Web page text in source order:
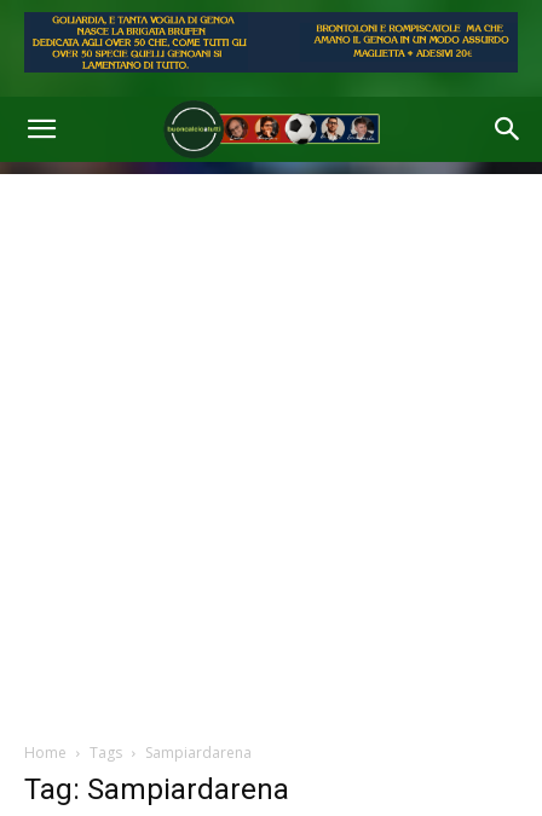
Home Tags Sampiardarena
Tag: Sampiardarena